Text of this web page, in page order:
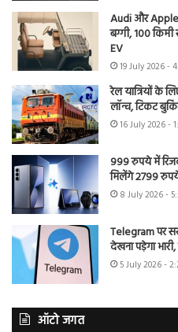
Audi और Apple
बग्गी, 100
EV
19 July 2026 -
रेल यात्रियों के
लॉन्च, टिकट
16 July 2026 -
999 रुपये में
मिलेंगे 2799
8 July 2026 -
Telegram पर
देखना पड़ेगा
5 July 2026 -
ऑटो जगत